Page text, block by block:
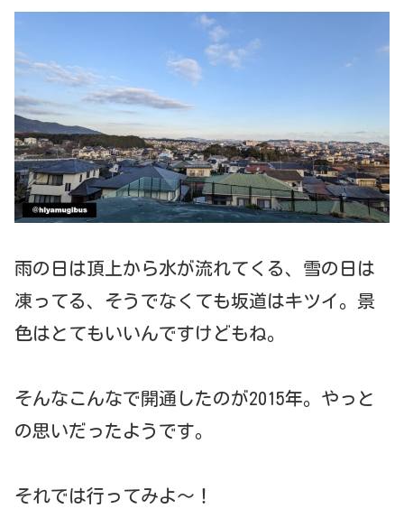
雨の日は頂上から水が流れてくる、雪の日は
凍ってる、そうでなくても坂道はキツイ。景
色はとてもいいんですけどもね。
そんなこんなで開通したのが2015年。やっと
の思いだったようです。
それでは行ってみよ～！